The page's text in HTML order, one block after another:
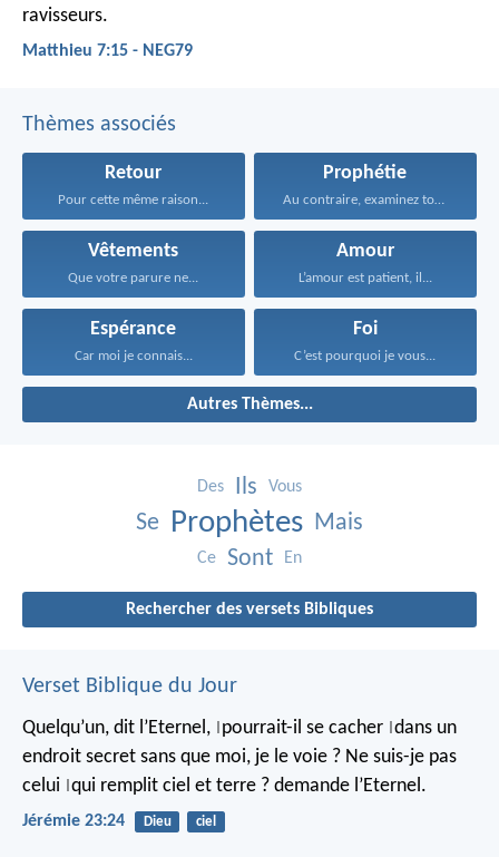
ravisseurs.
Matthieu 7:15 - NEG79
Thèmes associés
Retour
Pour cette même raison...
Prophétie
Au contraire, examinez toutes...
Vêtements
Que votre parure ne...
Amour
L’amour est patient, il...
Espérance
Car moi je connais...
Foi
C’est pourquoi je vous...
Autres Thèmes...
Des Ils Vous
Se Prophètes Mais
Ce Sont En
Rechercher des versets Bibliques
Verset Biblique du Jour
Quelqu’un, dit l’Eternel, pourrait-il se cacher dans un
endroit secret sans que moi, je le voie ? Ne suis-je pas
celui qui remplit ciel et terre ? demande l’Eternel.
Jérémie 23:24 Dieu ciel